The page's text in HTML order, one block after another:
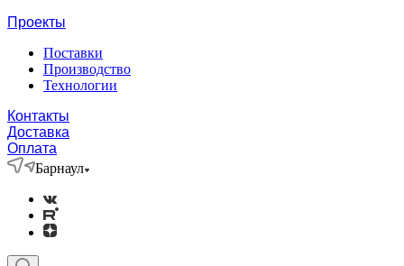
Проекты
Поставки
Производство
Технологии
Контакты
Доставка
Оплата
Барнаул